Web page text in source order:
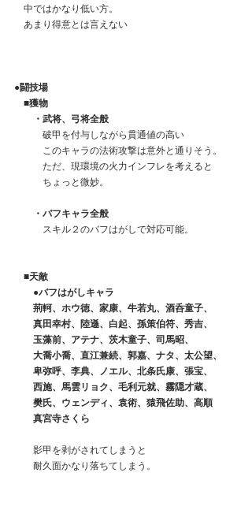
中ではかなり低い方。
あまり得意とは言えない
●闘技場
■獲物
・武将、弓将全般
破甲を付与しながら貫通値の高い
このキャラの法術攻撃は意外と通りそう。
ただ、現環境の火力インフレを考えると
ちょっと微妙。
・バフキャラ全般
スキル２のバフはがしで対応可能。
■天敵
●バフはがしキャラ
荊軻、ホウ徳、家康、牛若丸、酒呑童子、
    　真田幸村、陸遜、白起、孫策伯符、秀吉、
    　玉藻前、アテナ、茨木童子、司馬昭、
大喬小喬、直江兼続、郭嘉、ナタ、太公望、
卑弥呼、李典、ノエル、北条氏康、張宝、
西施、馬雲リョク、毛利元就、霧隠才蔵、
樊氏、ウェンディ、袁術、猿飛佐助、高順
真宮寺さくら
影甲を剥がされてしまうと
耐久面かなり落ちてしまう。